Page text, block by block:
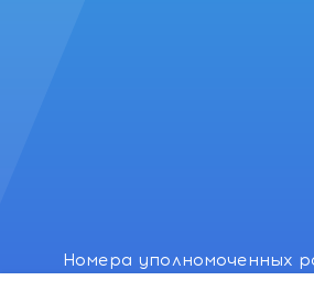
Номера уполномоченных